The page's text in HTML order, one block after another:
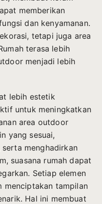
memberikan
dan kenyamanan.
tetapi juga area
terasa lebih
menjadi lebih
lebih estetik
untuk meningkatkan
area outdoor
yang sesuai,
serta menghadirkan
suasana rumah dapat
Setiap elemen
menciptakan tampilan
Hal ini membuat